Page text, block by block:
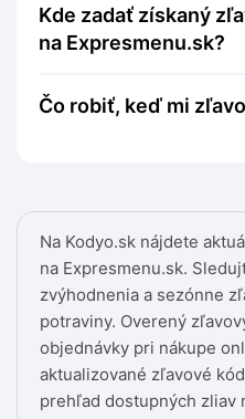
Na Kodyo.sk nájdete
na Expresmenu.sk.
zvýhodnenia a sezónne
potraviny. Overený
objednávky pri nákupe
aktualizované zľavové
prehľad dostupných zliav
Kde zadať získaný zľavový kód pri nákupe
na Expresmenu.sk?
Čo robiť, keď mi